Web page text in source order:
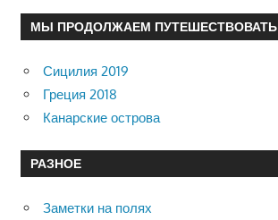
МЫ ПРОДОЛЖАЕМ ПУТЕШЕСТВОВАТЬ
Сицилия 2019
Греция 2018
Канарские острова
РАЗНОЕ
Заметки на полях